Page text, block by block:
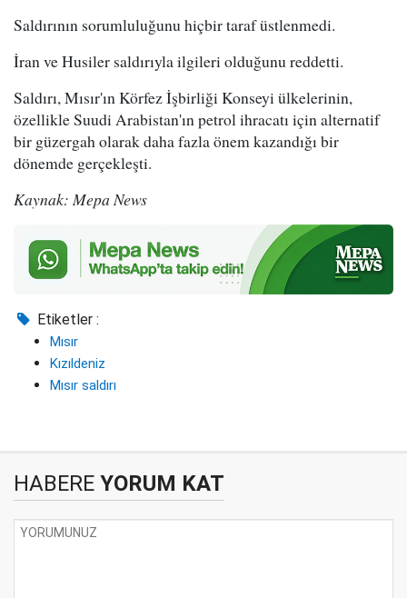
Saldırının sorumluluğunu hiçbir taraf üstlenmedi.
İran ve Husiler saldırıyla ilgileri olduğunu reddetti.
Saldırı, Mısır'ın Körfez İşbirliği Konseyi ülkelerinin,
özellikle Suudi Arabistan'ın petrol ihracatı için alternatif
bir güzergah olarak daha fazla önem kazandığı bir
dönemde gerçekleşti.
Kaynak: Mepa News
Etiketler :
Mısır
Kızıldeniz
Mısır saldırı
HABERE YORUM KAT